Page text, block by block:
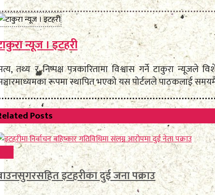
न्यूज । इटहरी
तथ्य र निष्पक्ष पत्रकारितामा विश्वास गर्ने टाकुरा
रूपमा स्थापित भएको यस पोर्टलले पाठकलाई
Posts
इटहरीका दुई जना पक्राउ